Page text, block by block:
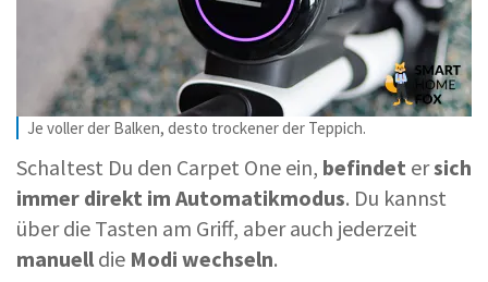
Je voller der Balken, desto trockener der Teppich.
Schaltest Du den Carpet One ein, befindet ersich
immer direkt im Automatikmodus. Du kannst
über die Tasten am Griff, aber auch jederzeit
manuell die Modi wechseln.